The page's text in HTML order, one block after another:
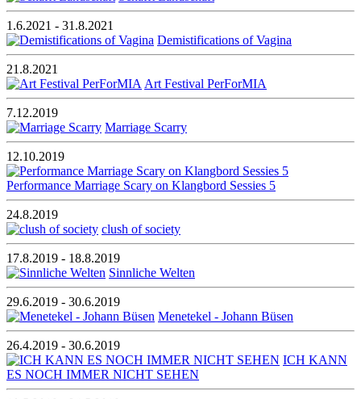
1.6.2021 - 31.8.2021
Demistifications of Vagina
21.8.2021
Art Festival PerForMIA
7.12.2019
Marriage Scarry
12.10.2019
Performance Marriage Scary on Klangbord Sessies 5
24.8.2019
clush of society
17.8.2019 - 18.8.2019
Sinnliche Welten
29.6.2019 - 30.6.2019
Menetekel - Johann Büsen
26.4.2019 - 30.6.2019
ICH KANN
ES NOCH IMMER NICHT SEHEN